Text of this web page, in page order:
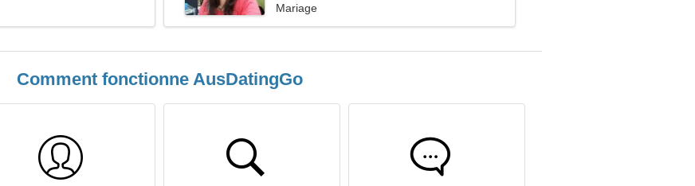
Mariage
Comment fonctionne AusDatingGo